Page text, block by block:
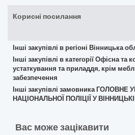
Корисні посилання
Інші закупівлі в регіоні Вінницька
Інші закупівлі в категорії Офісна та
устаткування та приладдя, крім
забезпечення
Інші закупівлі замовника ГОЛОВНЕ
НАЦІОНАЛЬНОЇ ПОЛІЦІЇ У
Вас може зацікавити